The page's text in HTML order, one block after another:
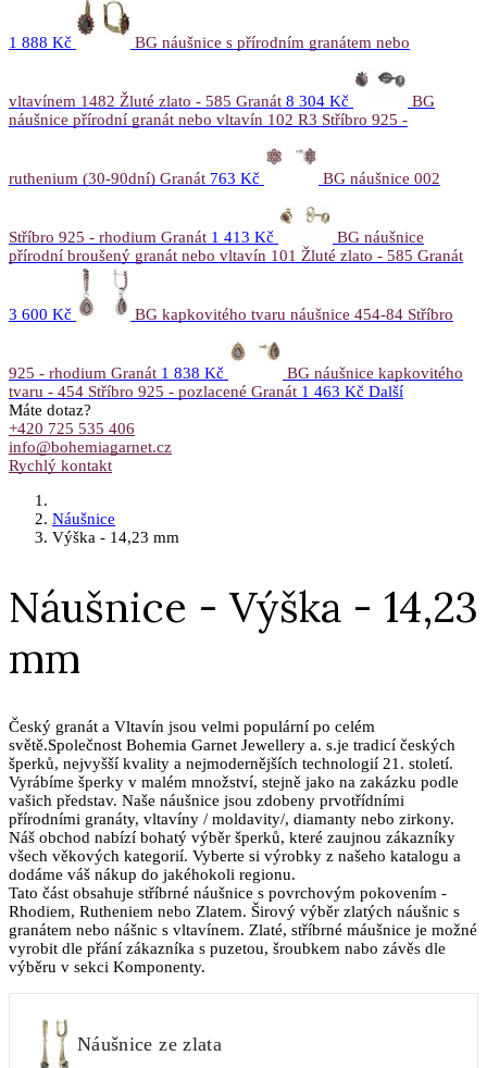
1 888 Kč BG náušnice s přírodním granátem nebo
vltavínem 1482 Žluté zlato - 585 Granát 8 304 Kč
BG
náušnice přírodní granát nebo vltavín 102 R3 Stříbro 925 -
ruthenium (30-90dní) Granát 763 Kč BG náušnice 002
Stříbro 925 - rhodium Granát 1 413 Kč
BG náušnice
přírodní broušený granát nebo vltavín 101 Žluté zlato - 585 Granát
3 600 Kč BG kapkovitého tvaru náušnice 454-84 Stříbro
925 - rhodium Granát 1 838 Kč
BG náušnice kapkovitého
tvaru - 454 Stříbro 925 - pozlacené Granát 1 463 Kč Další
Máte dotaz?
+420 725 535 406
info@bohemiagarnet.cz
Rychlý kontakt
Náušnice
Výška - 14,23 mm
Náušnice - Výška - 14,23
mm
Český granát a Vltavín jsou velmi populární po celém
světě.Společnost Bohemia Garnet Jewellery a. s.je tradicí českých
šperků, nejvyšší kvality a nejmodernějších technologií 21. století.
Vyrábíme šperky v malém množství, stejně jako na zakázku podle
vašich představ. Naše náušnice jsou zdobeny prvotřídními
přírodními granáty, vltavíny / moldavity/, diamanty nebo zirkony.
Náš obchod nabízí bohatý výběr šperků, které zaujnou zákazníky
všech věkových kategorií. Vyberte si výrobky z našeho katalogu a
dodáme váš nákup do jakéhokoli regionu.
Tato část obsahuje stříbrné náušnice s povrchovým pokovením -
Rhodiem, Rutheniem nebo Zlatem. Širový výběr zlatých náušnic s
granátem nebo nášnic s vltavínem. Zlaté, stříbrné máušnice je možné
vyrobit dle přání zákazníka s puzetou, šroubkem nabo závěs dle
výběru v sekci Komponenty.
Náušnice ze zlata